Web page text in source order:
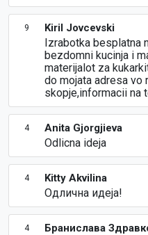
9 Kiril Jovcevski
Izrabotka besplatna
bezdomni kucinja i
materijalot za
do mojata adresa vo
skopje,informacii na
4 Anita Gjorgjieva
Odlicna ideja
4 Kitty Akvilina
Одлична идеја!
4 Бранислава